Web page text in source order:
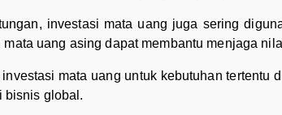
investasi mata uang juga sering
uang asing dapat membantu menjaga
mata uang untuk kebutuhan
bisnis global.